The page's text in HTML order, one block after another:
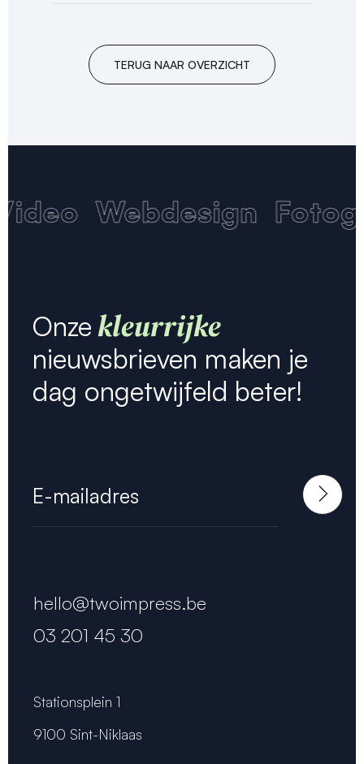
TERUG NAAR OVERZICHT
Webdesign
hello@twoimpress.be
03 201 45 30
Stationsplein 1
9100 Sint-Niklaas
Onzekleurrijke
nieuwsbrieven maken je
dag ongetwijfeld beter!